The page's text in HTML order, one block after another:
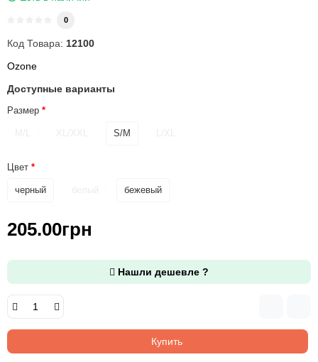
0
Код Товара: 12100
Ozone
Доступные варианты
Размер
S/M
Цвет
черный бежевый
205.00грн
Нашли дешевле ?
Купить